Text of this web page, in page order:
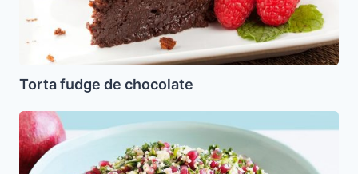
Torta fudge de chocolate
Ensalada
de
Tabule